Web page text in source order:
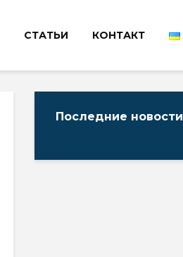
СТАТЬИ КОНТАКТ
Последние новости